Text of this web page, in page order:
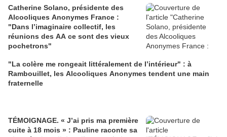
Catherine Solano, présidente des
Alcooliques Anonymes France :
"Dans l’imaginaire collectif, les
réunions des AA ce sont des vieux
pochetrons"
"La colère me rongeait littéralement de l’intérieur" : à
Rambouillet, les Alcooliques Anonymes tendent une main
fraternelle
TÉMOIGNAGE. « J’ai pris ma première
cuite à 18 mois » : Pauline raconte sa